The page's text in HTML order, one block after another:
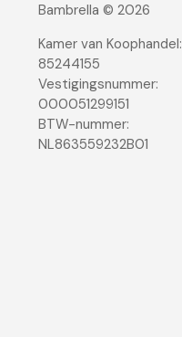
Bambrella © 2026
Kamer van Koophandel:
85244155
Vestigingsnummer:
000051299151
BTW-nummer:
NL863559232B01